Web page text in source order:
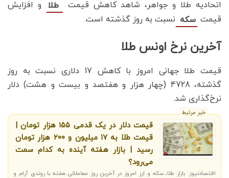
اتحادیه طلا و جواهر، شاهد کاهش قیمت‌‌‌
طلا
و افزایش
قیمت سکه نسبت به روز گذشته است.
آخرین نرخ اونس طلا
قیمت طلا جهانی امروز با کاهش 17 دلاری نسبت به روز
گذشته، 4728 (چهار هزار و هفتصد و بیست و هشت) دلار
نرخ‌گذاری شد.
خبر مرتبط
قیمت دلار در یک قدمی ۱۵۵ هزار تومان |
قیمت طلا به ۱۷ میلیون و ۲۰۰ هزار تومان
رسید | بازار هفته آینده به کدام سمت
می‌رود؟
اقتصادنیوز: بازار طلا، سکه و ارز امروز در آخرین روز معاملاتی هفته با روندی آرام و